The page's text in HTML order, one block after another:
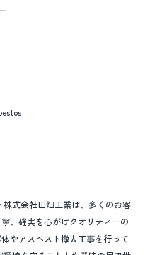
式会社田畑工業は、多くのお客
、確実を心がけクオリティーの
やアスベスト撤去工事を行って